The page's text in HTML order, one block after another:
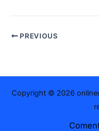
PREVIOUS
Copyright © 2026